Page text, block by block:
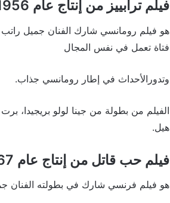
فيلم ترابييز من إنتاج عام 1956
هو فيلم رومانسي شارك الفنان جميل
فتاة تعمل في نفس المجال
وتدورالأحداث في إطار رومانسي جذاب.
الفيلم من بطولة من جينا لولو بريجيدا،
هيل.
فيلم حب قاتل من إنتاج عام 1967
هو فيلم فرنسي شارك في بطولته الفنان